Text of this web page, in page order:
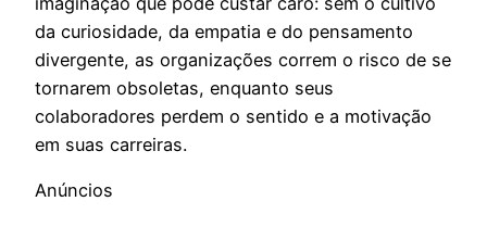
da curiosidade, da empatia e do pensamento
divergente, as organizações correm o risco de se
tornarem obsoletas, enquanto seus
colaboradores perdem o sentido e a motivação
em suas carreiras.
Anúncios